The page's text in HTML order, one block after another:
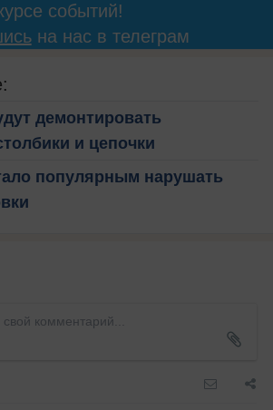
событий!
на нас в телеграм
демонтировать
и цепочки
популярным нарушать